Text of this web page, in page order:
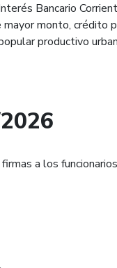
Bancario
monto, crédito
productivo
a los